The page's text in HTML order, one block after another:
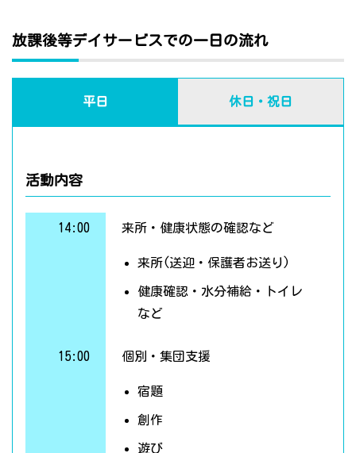
放課後等デイサービスでの一日の流れ
平日 休日・祝日
活動内容
14:00 来所・健康状態の確認など
来所(送迎・保護者お送り)
健康確認・水分補給・トイレ
など
15:00 個別・集団支援
宿題
創作
遊び